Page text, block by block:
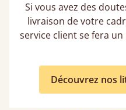
Si vous avez des
livraison de votre
service client se fera
Découvrez nos